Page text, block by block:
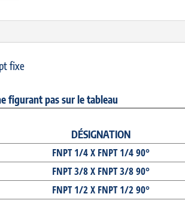
fixe
figurant pas sur le tableau
DÉSIGNATION
FNPT 1/4 X FNPT 1/4 90°
FNPT 3/8 X FNPT 3/8 90°
FNPT 1/2 X FNPT 1/2 90°